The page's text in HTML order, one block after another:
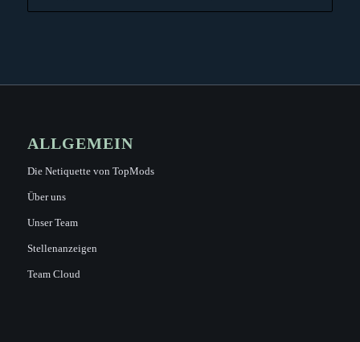
ALLGEMEIN
Die Netiquette von TopMods
Über uns
Unser Team
Stellenanzeigen
Team Cloud